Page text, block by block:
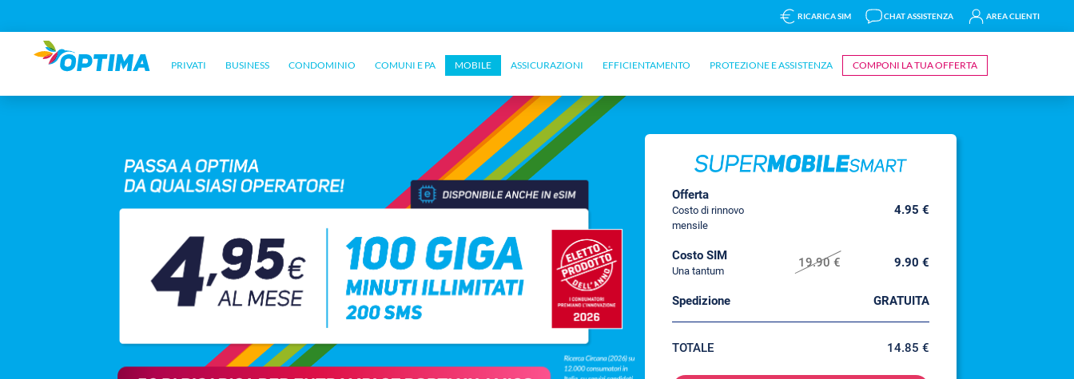
RICARICA SIM CHAT ASSISTENZA AREA CLIENTI
PRIVATI BUSINESS CONDOMINIO COMUNI E PA MOBILE ASSICURAZIONI EFFICIENTAMENTO PROTEZIONE E ASSISTENZA COMPONI LA TUA OFFERTA
Offerta
Costo di rinnovo
mensile
4.95 €
Costo SIM
Una tantum
19.90 € 9.90 €
Spedizione GRATUITA
TOTALE 14.85 €